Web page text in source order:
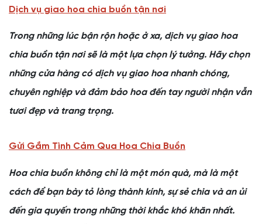
Dịch vụ giao hoa chia buồn tận nơi
Trong những lúc bận rộn hoặc ở xa, dịch vụ giao hoa
chia buồn tận nơi sẽ là một lựa chọn lý tưởng. Hãy chọn
những cửa hàng có dịch vụ giao hoa nhanh chóng,
chuyên nghiệp và đảm bảo hoa đến tay người nhận vẫn
tươi đẹp và trang trọng.
Gửi Gắm Tình Cảm Qua Hoa Chia Buồn
Hoa chia buồn không chỉ là một món quà, mà là một
cách để bạn bày tỏ lòng thành kính, sự sẻ chia và an ủi
đến gia quyến trong những thời khắc khó khăn nhất.